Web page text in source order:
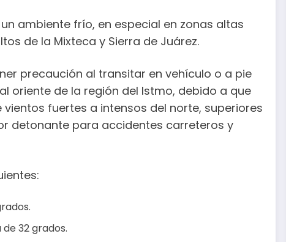
ambiente frío, en especial en zonas altas
de la Mixteca y Sierra de Juárez.
precaución al transitar en vehículo o a pie
oriente de la región del Istmo, debido a que
fuertes a intensos del norte, superiores
detonante para accidentes carreteros y
32 grados.